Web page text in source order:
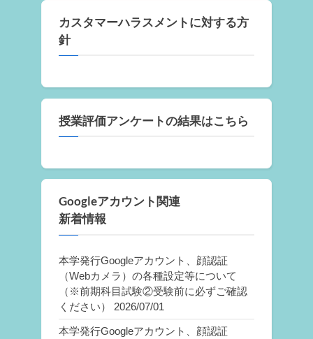
カスタマーハラスメントに対する方
針
授業評価アンケートの結果はこちら
Googleアカウント関連
新着情報
本学発行Googleアカウント、顔認証
（Webカメラ）の各種設定等について
（※前期科目試験②受験前に必ずご確認
ください）
2026/07/01
本学発行Googleアカウント、顔認証